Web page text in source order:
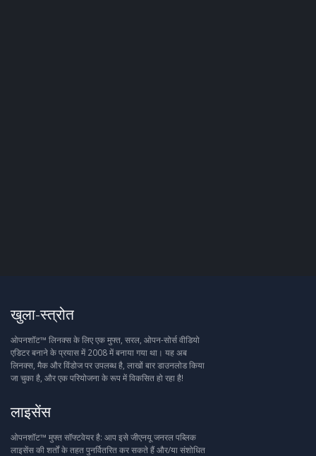
खुला-स्त्रोत
ओपनशॉट™ लिनक्स के लिए एक मुफ्त, सरल, ओपन-सोर्स वीडियो
एडिटर बनाने के प्रयास में 2008 में बनाया गया था। यह अब
लिनक्स, मैक और विंडोज पर उपलब्ध है, लाखों बार डाउनलोड किया
जा चुका है, और एक परियोजना के रूप में विकसित हो रहा है!
लाइसेंस
ओपनशॉट™ मुफ्त सॉफ्टवेयर है: आप इसे जीएनयू जनरल पब्लिक
लाइसेंस की शर्तों के तहत पुनर्वितरित कर सकते हैं और/या संशोधित